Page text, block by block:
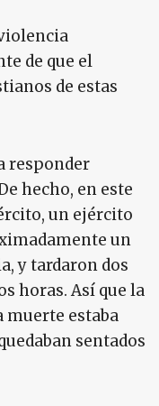
de que el
de estas
responder
hecho, en este
un ejército
un
y tardaron dos
horas. Así que la
muerte estaba
sentados